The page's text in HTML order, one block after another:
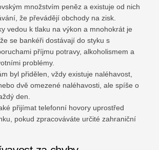
množstvím peněz a existuje od nich
že převádějí obchody na zisk.
vedou k tlaku na výkon a mnohokrát je
se bankéři dostávají do styku s
příjmu potravy, alkoholismem a
problémy.
byl přidělen, vždy existuje naléhavost,
dvě omezené naléhavosti, ale spíše o
den.
přijímat telefonní hovory uprostřed
pokud zpracováváte určité zahraniční